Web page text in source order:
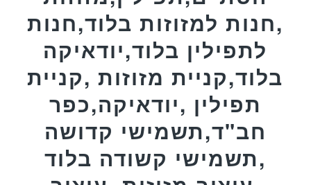
,חנות למזוזות בלוד,חנות
לתפילין בלוד,יודאיקה
בלוד,קניית מזוזות ,קניית
תפילין ,יודאיקה,כפר
חב"ד,תשמישי קדושה
,תשמישי קשודה בלוד